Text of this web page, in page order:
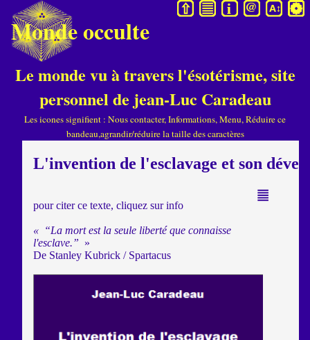
Monde occulte
Le monde vu à travers l'ésotérisme, site
personnel de jean-Luc Caradeau
Les icones signifient : Nous contacter, Informations, Menu, Réduire ce
bandeau,agrandir/réduire la taille des caractères
L'invention de l'esclavage et son
pour citer ce texte, cliquez sur info
« “La mort est la seule liberté que connaisse
l'esclave.” »
De Stanley Kubrick / Spartacus